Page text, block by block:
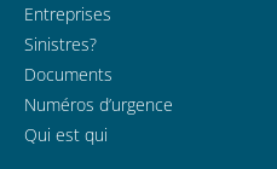
Entreprises
Sinistres?
Documents
Numéros d’urgence
Qui est qui